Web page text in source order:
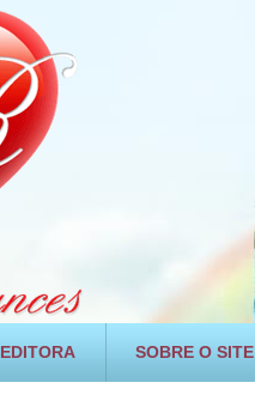
EDITORA SOBRE O SITE